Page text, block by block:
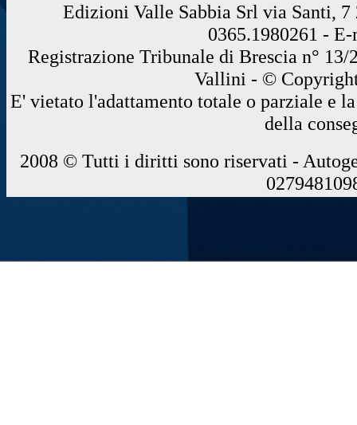
Edizioni Valle Sabbia Srl via Santi, 7
0365.1980261 -
Registrazione Tribunale di Brescia n°
Vallini - ©
E' vietato l'adattamento totale o parziale e
della
2008 © Tutti i diritti sono riservati -